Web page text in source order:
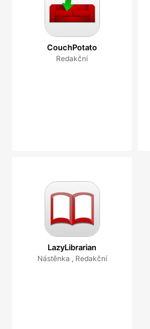
CouchPotato
Redakční
LazyLibrarian
Nástěnka , Redakční